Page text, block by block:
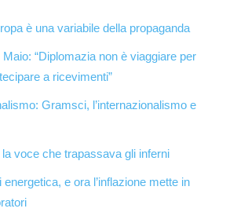
è una variabile della propaganda
“Diplomazia non è viaggiare per
a ricevimenti”
Gramsci, l’internazionalismo e
voce che trapassava gli inferni
e ora l’inflazione mette in